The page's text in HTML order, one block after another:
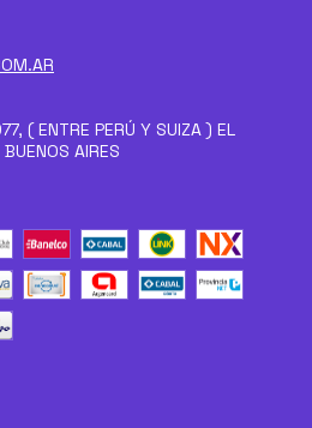
( ENTRE PERÚ Y SUIZA ) EL
AIRES